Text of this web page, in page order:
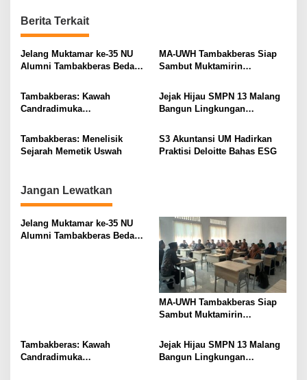
a
v
i
a
i
o
n
Berita Terkait
Jelang Muktamar ke-35 NU
Alumni Tambakberas Bedah
MA-UWH Tambakberas Siap
Sambut Muktamirin
Tambakberas: Kawah
Candradimuka
Ulama
Jejak Hijau SMPN 13 Malang
Bangun Lingkungan
Tambakberas: Menelisik
Sejarah Memetik Uswah
S3 Akuntansi UM Hadirkan
Praktisi Deloitte Bahas ESG
Jangan Lewatkan
Jelang Muktamar ke-35 NU
Alumni Tambakberas Bedah
MA-UWH Tambakberas Siap
Sambut Muktamirin
Tambakberas: Kawah
Candradimuka
Jejak Hijau SMPN 13 Malang
Bangun Lingkungan